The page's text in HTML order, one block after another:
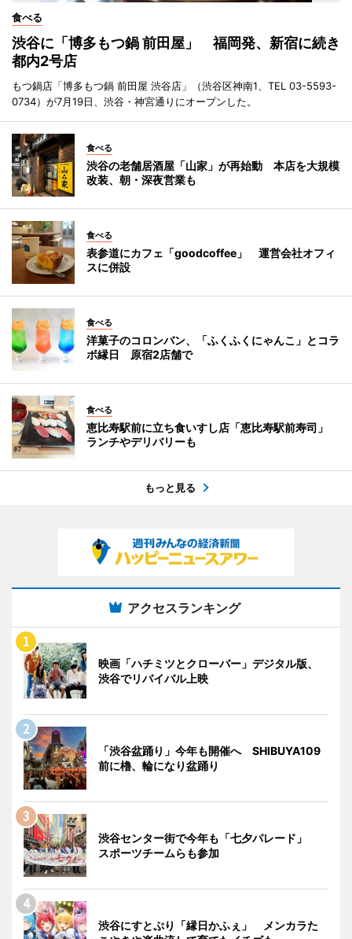
食べる
渋谷に「博多もつ鍋 前田屋」 福岡発、新宿に続き
都内2号店
もつ鍋店「博多もつ鍋 前田屋 渋谷店」（渋谷区神南1、TEL 03-5593-
0734）が7月19日、渋谷・神宮通りにオープンした。
食べる
渋谷の老舗居酒屋「山家」が再始動 本店を大規模
改装、朝・深夜営業も
食べる
表参道にカフェ「goodcoffee」 運営会社オフィ
スに併設
食べる
洋菓子のコロンバン、「ふくふくにゃんこ」とコラ
ボ縁日 原宿2店舗で
食べる
恵比寿駅前に立ち食いすし店「恵比寿駅前寿司」
ランチやデリバリーも
もっと見る
アクセスランキング
映画「ハチミツとクローバー」デジタル版、
渋谷でリバイバル上映
「渋谷盆踊り」今年も開催へ SHIBUYA109
前に櫓、輪になり盆踊り
渋谷センター街で今年も「七夕パレード」
スポーツチームらも参加
渋谷にすとぷり「縁日かふぇ」 メンカラた